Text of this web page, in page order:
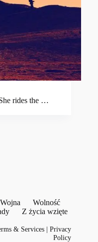
rides the …
Wojna
Wolność
Z życia wzięte
& Services |Privacy
Policy